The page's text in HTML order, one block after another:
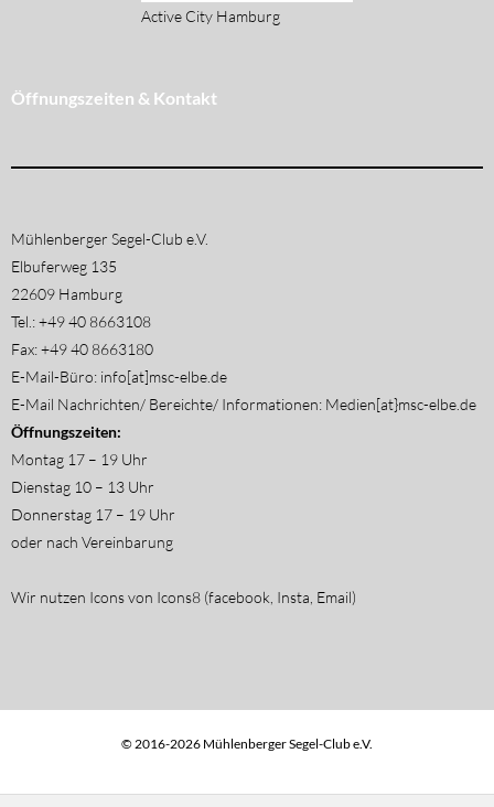
Active City Hamburg
Öffnungszeiten & Kontakt
Mühlenberger Segel-Club e.V.
Elbuferweg 135
22609 Hamburg
Tel.: +49 40 8663108
Fax: +49 40 8663180
E-Mail-Büro: info[at]msc-elbe.de
E-Mail Nachrichten/ Bereichte/ Informationen: Medien[at}msc-elbe.de
Öffnungszeiten:
Montag 17 – 19 Uhr
Dienstag 10 – 13 Uhr
Donnerstag 17 – 19 Uhr
oder nach Vereinbarung
Wir nutzen Icons von Icons8 (facebook, Insta, Email)
© 2016-2026 Mühlenberger Segel-Club e.V.